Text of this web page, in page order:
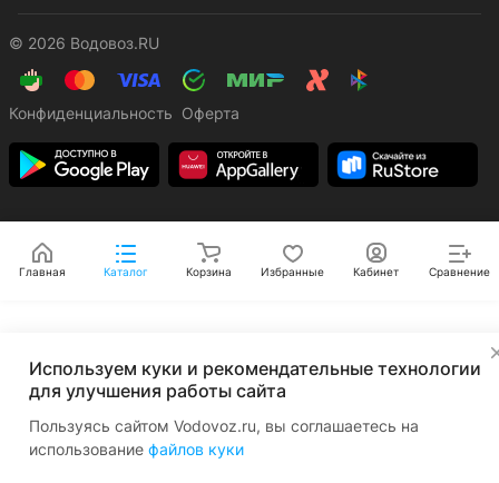
© 2026 Водовоз.RU
Конфиденциальность Оферта
Главная Каталог Корзина Избранные Кабинет Сравнение
Используем куки и рекомендательные технологии
для улучшения работы сайта
Пользуясь сайтом Vodovoz.ru, вы соглашаетесь на
использование файлов куки